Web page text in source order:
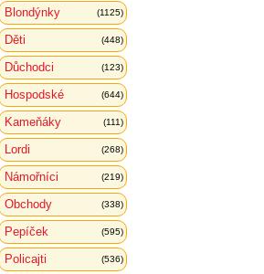
Blondýnky (1125)
Děti (448)
Důchodci (123)
Hospodské (644)
Kameňáky (111)
Lordi (268)
Námořníci (219)
Obchody (338)
Pepíček (595)
Policajti (536)